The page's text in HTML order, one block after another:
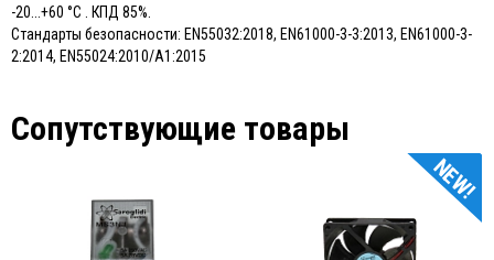
-20...+60 °C . КПД 85%.
Стандарты безопасности: EN55032:2018, EN61000-3-3:2013, EN61000-3-
2:2014, EN55024:2010/A1:2015
Сопутствующие товары
NEW!